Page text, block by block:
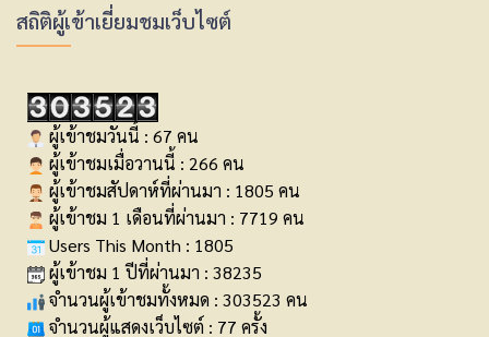
สถิติผู้เข้าเยี่ยมชมเว็บไซต์
ผู้เข้าชมวันนี้ : 67 คน
ผู้เข้าชมเมื่อวานนี้ : 266 คน
ผู้เข้าชมสัปดาห์ที่ผ่านมา : 1805 คน
ผู้เข้าชม 1 เดือนที่ผ่านมา : 7719 คน
Users This Month : 1805
ผู้เข้าชม 1 ปีที่ผ่านมา : 38235
จำนวนผู้เข้าชมทั้งหมด : 303523 คน
จำนวนผู้แสดงเว็บไซต์ : 77 ครั้ง